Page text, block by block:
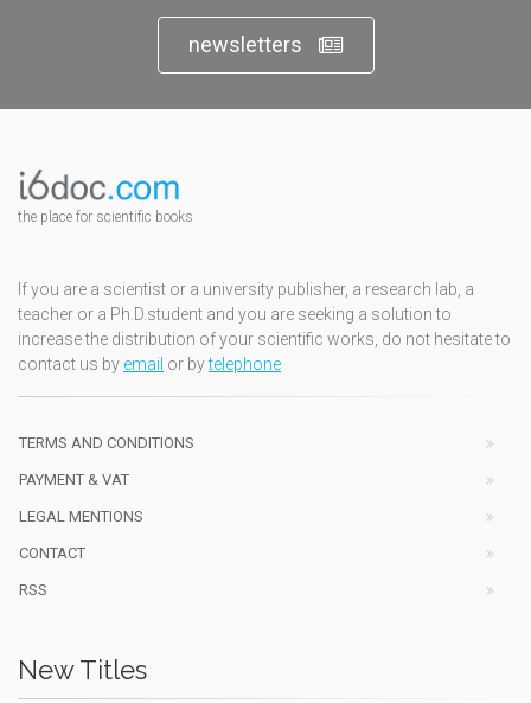
newsletters
the place for scientific books
If you are a scientist or a university publisher, a research lab, a
teacher or a Ph.D.student and you are seeking a solution to
increase the distribution of your scientific works, do not hesitate to
contact us by email or bytelephone
TERMS AND CONDITIONS
PAYMENT & VAT
LEGAL MENTIONS
CONTACT
RSS
New Titles